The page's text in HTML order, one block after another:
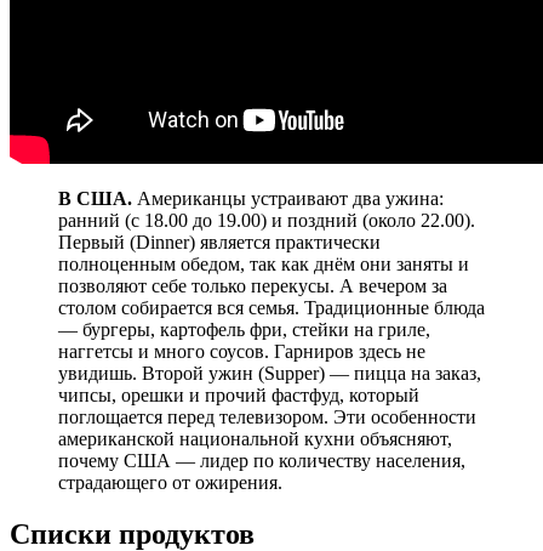
В США. Американцы устраивают два ужина:
ранний (с 18.00 до 19.00) и поздний (около 22.00).
Первый (Dinner) является практически
полноценным обедом, так как днём они заняты и
позволяют себе только перекусы. А вечером за
столом собирается вся семья. Традиционные блюда
— бургеры, картофель фри, стейки на гриле,
наггетсы и много соусов. Гарниров здесь не
увидишь. Второй ужин (Supper) — пицца на заказ,
чипсы, орешки и прочий фастфуд, который
поглощается перед телевизором. Эти особенности
американской национальной кухни объясняют,
почему США — лидер по количеству населения,
страдающего от ожирения.
Списки продуктов